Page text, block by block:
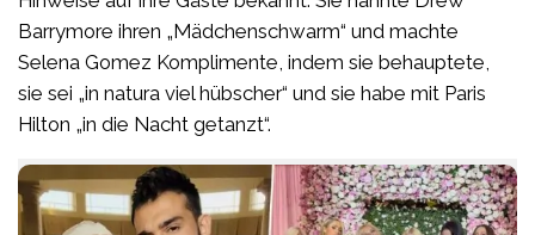
Barrymore ihren „Mädchenschwarm“ und machte
Selena Gomez Komplimente, indem sie behauptete,
sie sei „in natura viel hübscher“ und sie habe mit Paris
Hilton „in die Nacht getanzt“.